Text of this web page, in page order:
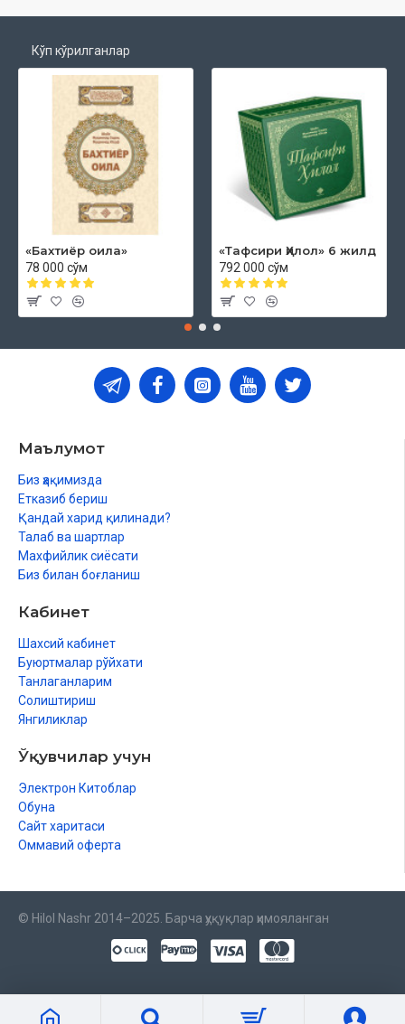
Кўп кўрилганлар
«Бахтиёр оила»
78 000 сўм
«Тафсири Ҳилол» 6 жилд
792 000 сўм
Маълумот
Биз ҳақимизда
Етказиб бериш
Қандай харид қилинади?
Талаб ва шартлар
Махфийлик сиёсати
Биз билан боғланиш
Кабинет
Шахсий кабинет
Буюртмалар рўйхати
Танлаганларим
Солиштириш
Янгиликлар
Ўқувчилар учун
Электрон Китоблар
Обуна
Сайт харитаси
Оммавий оферта
© Hilol Nashr 2014–2025. Барча ҳуқуқлар ҳимояланган